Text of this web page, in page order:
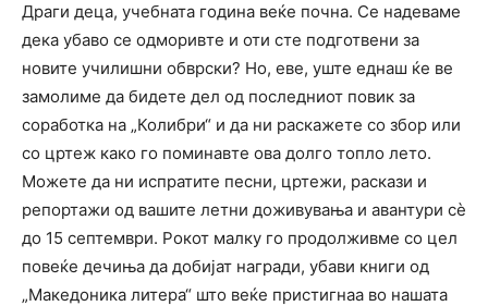
Драги деца, учебната година веќе почна. Се надеваме
дека убаво се одморивте и оти сте подготвени за
новите училишни обврски? Но, еве, уште еднаш ќе ве
замолиме да бидете дел од последниот повик за
соработка на „Колибри“ и да ни раскажете со збор или
со цртеж како го поминавте ова долго топло лето.
Можете да ни испратите песни, цртежи, раскази и
репортажи од вашите летни доживувања и авантури сѐ
до 15 септември. Рокот малку го продолживме со цел
повеќе дечиња да добијат награди, убави книги од
„Македоника литера“ што веќе пристигнаа во нашата